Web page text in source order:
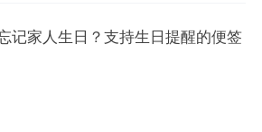
记家人生日？支持生日提醒的便签